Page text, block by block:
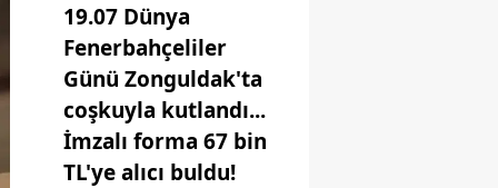
19.07 Dünya
Fenerbahçeliler
Günü Zonguldak'ta
coşkuyla kutlandı...
İmzalı forma 67 bin
TL'ye alıcı buldu!